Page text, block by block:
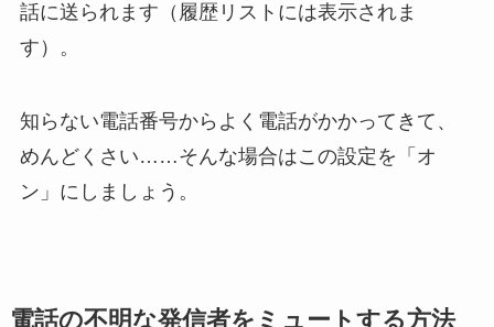
話に送られます（履歴リストには表示されま
す）。
知らない電話番号からよく電話がかかってきて、
めんどくさい……そんな場合はこの設定を「オ
ン」にしましょう。
電話の不明な発信者をミュートする方法